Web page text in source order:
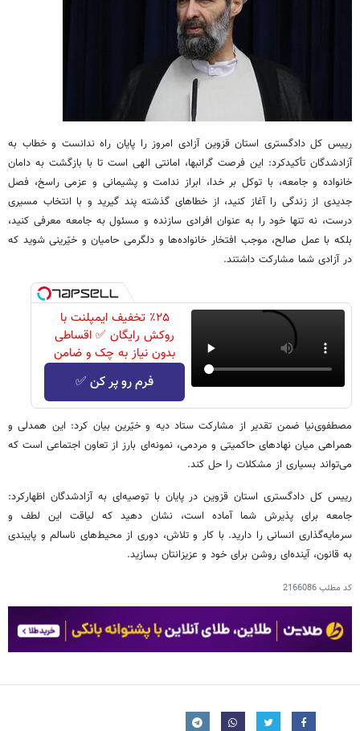
رییس کل دادگستری استان قزوین آزادی امروز را پایان راه ندانست و خطاب به
آزادشدگان تأکیدکرد: این فرصت گرانبها، امانتی الهی است تا با بازگشت به دامان
خانواده و جامعه، با توکل بر خدا، ابراز ندامت و پشیمانی و عزمی راسخ، فصل
جدیدی از زندگی را آغاز کنید، از خطاهای گذشته پند گیرید و با انتخاب مسیری
درست، نه تنها خود را به عنوان افرادی سازنده و مسئول به جامعه معرفی کنید،
بلکه با عمل صالح، موجب افتخار خانواده‌ها و دلگرمی حامیان و خیّرینی شوید که
در آزادی شما مشارکت داشتند.
٪۲۵ تخفیف ایمپلنت با
روکش رایگان ✅ اقساطی
بدون نیاز به چک و ضامن
فرم رو پر کن ✅
مصطفوی‌نیا ضمن تقدیر از مشارکت ستاد دیه و خیّرین بیان کرد: این همدلی و
همراهی میان نهادهای حاکمیتی و مردمی، نمونه‌ای بارز از تعاون اجتماعی است که
می‌تواند بسیاری از مشکلات را حل کند.
رییس کل دادگستری استان قزوین در پایان با توصیه‌ای به آزادشدگان اظهارکرد:
جامعه برای پذیرش شما آماده است، نشان دهید که لیاقت این لطف و
سرمایه‌گذاری انسانی را دارید. با کار و تلاش، دوری از محیط‌های ناسالم و پایبندی
به قانون، آینده‌ای روشن برای خود و عزیزانتان بسازید.
کد مطلب2166086